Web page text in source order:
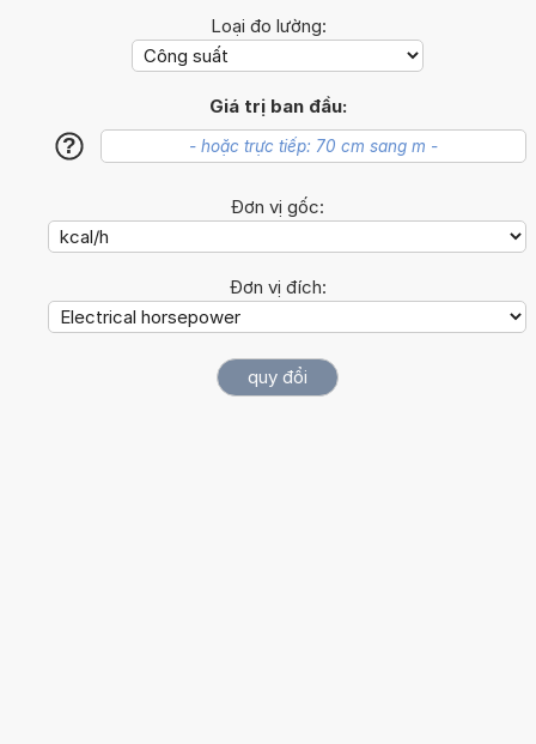
Loại đo lường:
Giá trị ban đầu:
?
Đơn vị gốc:
Đơn vị đích: